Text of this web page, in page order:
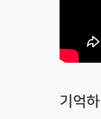
기억